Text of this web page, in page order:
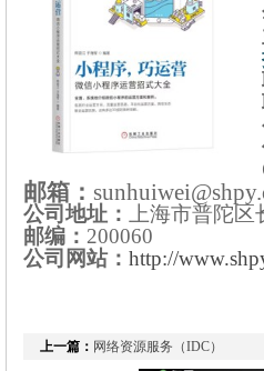
邮箱：
公司地址： 上海市普陀区
邮编： 200060
公司网站： http://
上一篇： 网络资源服务（IDC）